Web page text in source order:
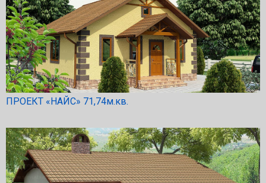
ПРОЕКТ «НАЙС» 71,74м.кв.